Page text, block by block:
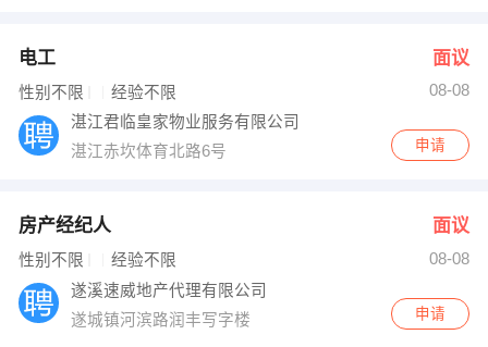
电工 面议
性别不限 经验不限
08-08
湛江君临皇家物业服务有限公司
湛江赤坎体育北路6号
申请
房产经纪人 面议
性别不限 经验不限
08-08
遂溪速威地产代理有限公司
遂城镇河滨路润丰写字楼
申请